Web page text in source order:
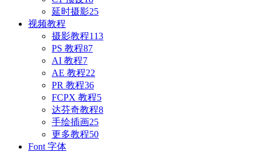
延时摄影25
视频教程
摄影教程113
PS 教程87
AI 教程7
AE 教程22
PR 教程36
FCPX 教程5
达芬奇教程8
手绘插画25
更多教程50
Font 字体